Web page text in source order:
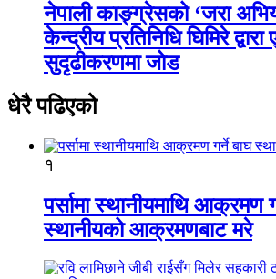
नेपाली काङ्ग्रेसको ‘जरा
केन्द्रीय प्रतिनिधि घिमिरे
सुदृढीकरणमा जोड
धेरै पढिएको
१
पर्सामा स्थानीयमाथि आक्रमण
स्थानीयको आक्रमणबाट मरे